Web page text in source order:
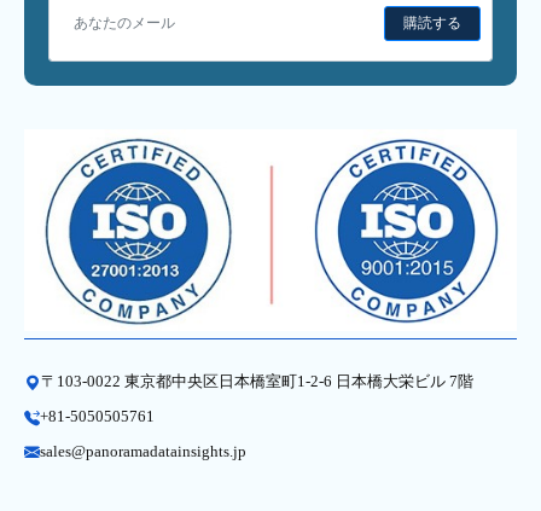
購読する
〒103-0022 東京都中央区日本橋室町1-2-6 日本橋大栄ビル 7階
+81-5050505761
sales@panoramadatainsights.jp